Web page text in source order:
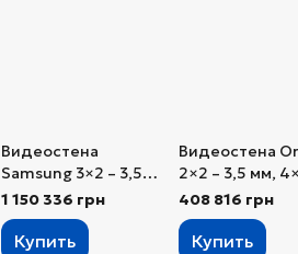
Видеостена
Samsung 3×2 – 3,5
мм, 6×55″ +
контроллер
Digibird
1 150 336 грн
Купить
Видеостена
2×2 – 3,5 мм,
408 816 грн
Купить